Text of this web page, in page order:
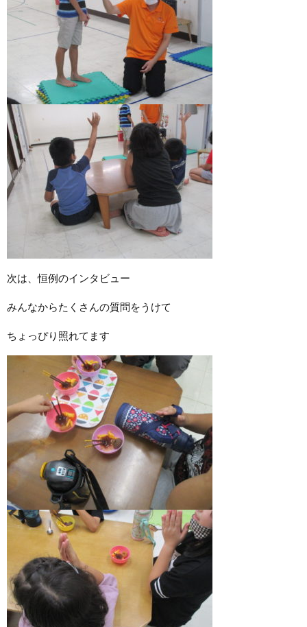
次は、恒例のインタビュー
みんなからたくさんの質問をうけて
ちょっぴり照れてます